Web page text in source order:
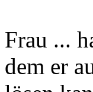
Frau ...
dem er